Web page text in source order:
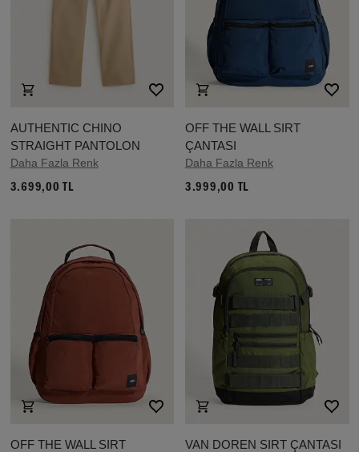
AUTHENTIC CHINO
STRAIGHT PANTOLON
Daha Fazla Renk
3.699,00 TL
OFF THE WALL SIRT
ÇANTASI
Daha Fazla Renk
3.999,00 TL
OFF THE WALL SIRT
VAN DOREN SIRT ÇANTASI